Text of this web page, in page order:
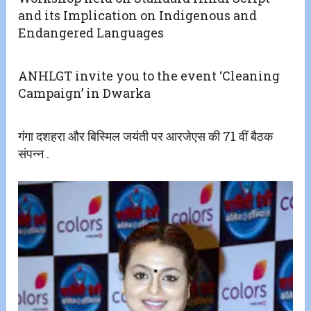
and its Implication on Indigenous and
Endangered Languages
ANHLGT invite you to the event ‘Cleaning
Campaign’ in Dwarka
गंगा दशहरा और बिस्मिल जयंती पर आरजेएस की 71 वीं बैठक
संपन्न .